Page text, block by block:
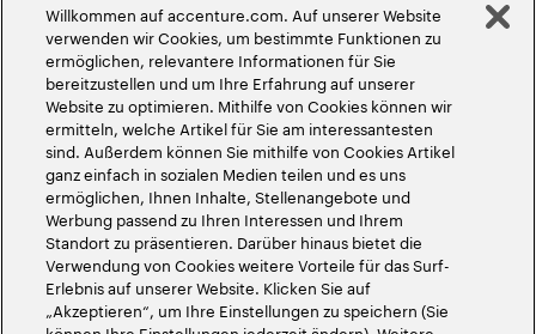
2026Accenture. Alle Rechte vorbehalten
Willkommen auf accenture.com. Auf unserer Website
verwenden wir Cookies, um bestimmte Funktionen zu
ermöglichen, relevantere Informationen für Sie
bereitzustellen und um Ihre Erfahrung auf unserer
Website zu optimieren. Mithilfe von Cookies können wir
ermitteln, welche Artikel für Sie am interessantesten
sind. Außerdem können Sie mithilfe von Cookies Artikel
ganz einfach in sozialen Medien teilen und es uns
ermöglichen, Ihnen Inhalte, Stellenangebote und
Werbung passend zu Ihren Interessen und Ihrem
Standort zu präsentieren. Darüber hinaus bietet die
Verwendung von Cookies weitere Vorteile für das Surf-
Erlebnis auf unserer Website. Klicken Sie auf
„Akzeptieren“, um Ihre Einstellungen zu speichern (Sie